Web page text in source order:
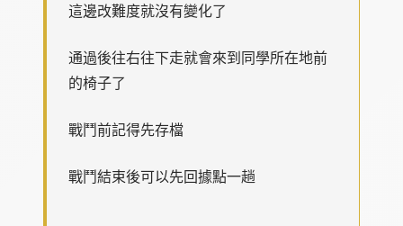
這邊改難度就沒有變化了
通過後往右往下走就會來到同學所在地前
的椅子了
戰鬥前記得先存檔
戰鬥結束後可以先回據點一趟